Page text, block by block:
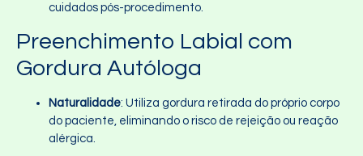
cuidados pós-procedimento.
Preenchimento Labial com
Gordura Autóloga
Naturalidade: Utiliza gordura retirada do próprio corpo
do paciente, eliminando o risco de rejeição ou reação
alérgica.